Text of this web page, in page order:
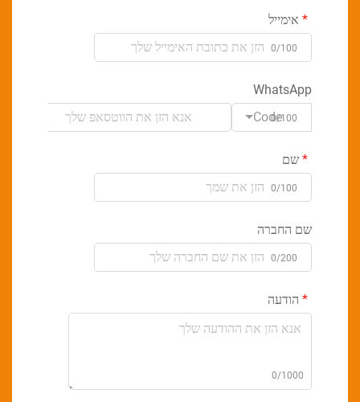
אימייל
0/100
WhatsApp
Code0/100
שם
0/100
שם החברה
0/200
הודעה
0/1000